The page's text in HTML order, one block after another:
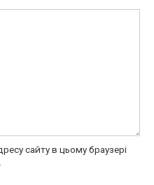
сайту в цьому браузері